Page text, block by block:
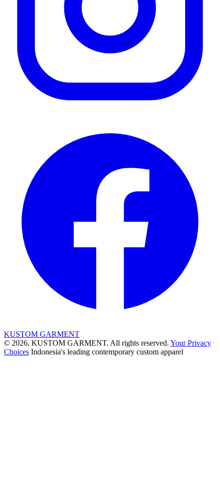
KUSTOM GARMENT
© 2026, KUSTOM GARMENT. All rights reserved. Your Privacy
Choices Indonesia's leading contemporary custom apparel